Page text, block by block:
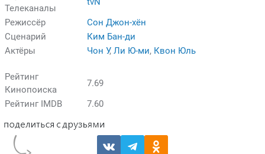
Телеканалы
Режиссёр
Сон Джон-хён
Сценарий
Ким Бан-ди
Актёры
Чон У, Ли Ю-ми, Квон Юль
Рейтинг
Кинопоиска
7.69
Рейтинг IMDB
7.60